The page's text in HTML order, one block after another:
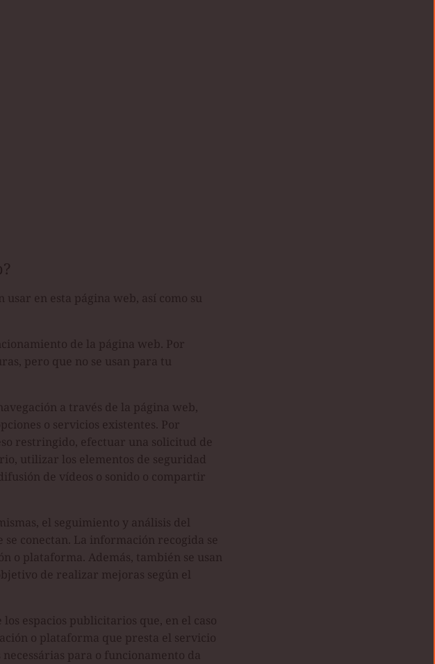
en esta página web, así como su
de la página web. Por
pero que no se usan para tu
a través de la página web,
o servicios existentes. Por
restringido, efectuar una solicitud de
utilizar los elementos de seguridad
de vídeos o sonido o compartir
el seguimiento y análisis del
conectan. La información recogida se
o plataforma. Además, también se usan
de realizar mejoras según el
espacios publicitarios que, en el caso
o plataforma que presta el servicio
para o funcionamento da